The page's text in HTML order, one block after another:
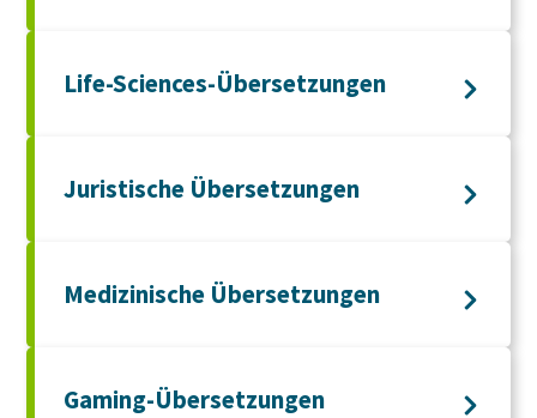
Life-Sciences-Übersetzungen
Juristische Übersetzungen
Medizinische Übersetzungen
Gaming-Übersetzungen